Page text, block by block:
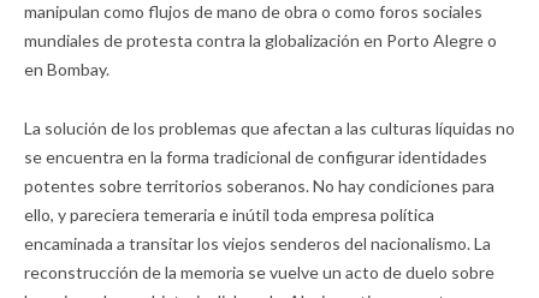
manipulan como flujos de mano de obra o como foros sociales
mundiales de protesta contra la globalización en Porto Alegre o
en Bombay.
La solución de los problemas que afectan a las culturas líquidas no
se encuentra en la forma tradicional de configurar identidades
potentes sobre territorios soberanos. No hay condiciones para
ello, y pareciera temeraria e inútil toda empresa política
encaminada a transitar los viejos senderos del nacionalismo. La
reconstrucción de la memoria se vuelve un acto de duelo sobre